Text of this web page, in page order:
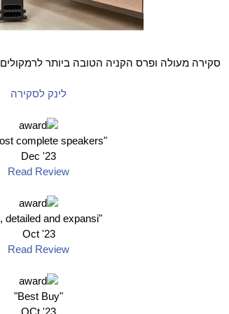
סקירה מעולה ופרס הקניה הטובה ביותר לרמקולים
לינק לסקירה
"the most complete speakers"
Dec '23
Read Review
"clean, detailed and expansi
Oct '23
Read Review
"Best Buy"
OCt '23